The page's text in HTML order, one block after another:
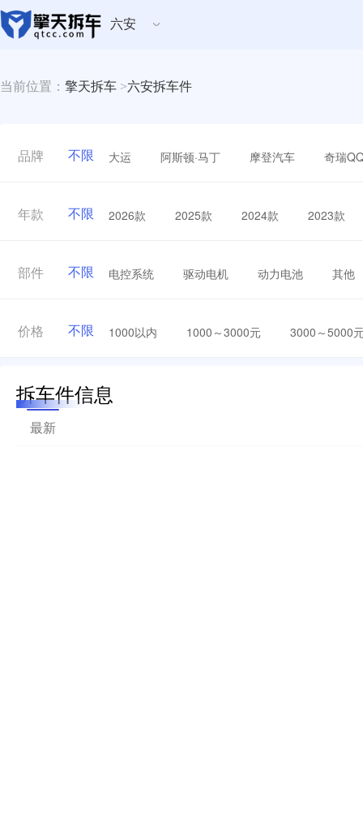
六安
当前位置： 擎天拆车 >六安拆车件
品牌 不限 大运 阿斯顿·马丁 摩登汽车 奇瑞
年款 不限 2026款 2025款 2024款 2023款
部件 不限 电控系统 驱动电机 动力电池 其他
价格 不限 1000以内 1000～3000元 3000～5000
拆车件信息
最新